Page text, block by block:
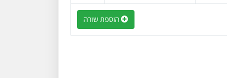
הוספת שורה